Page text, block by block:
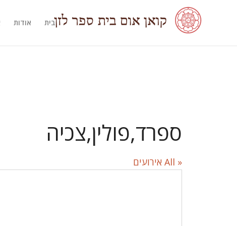
בית אודות
ספרד,פולין,צכיה
« All אירועים